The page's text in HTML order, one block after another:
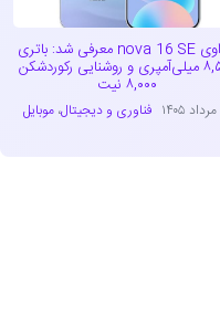
هواوی nova 16 SE معرفی شد: باتری
۸,۵۰۰ میلی‌آمپری و روشنایی رکوردشکن
۸,۰۰۰ نیت
فناوری و دیجیتال،موبایل